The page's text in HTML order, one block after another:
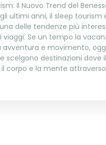
Il Nuovo Trend del
ultimi anni, il sleep tourism
delle tendenze più
viaggi. Se un tempo la
avventura e movimento,
scelgono destinazioni dove
corpo e la mente